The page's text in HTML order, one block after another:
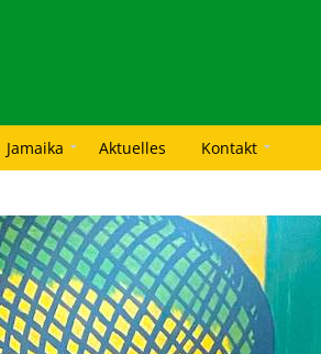
Jamaika Aktuelles Kontakt